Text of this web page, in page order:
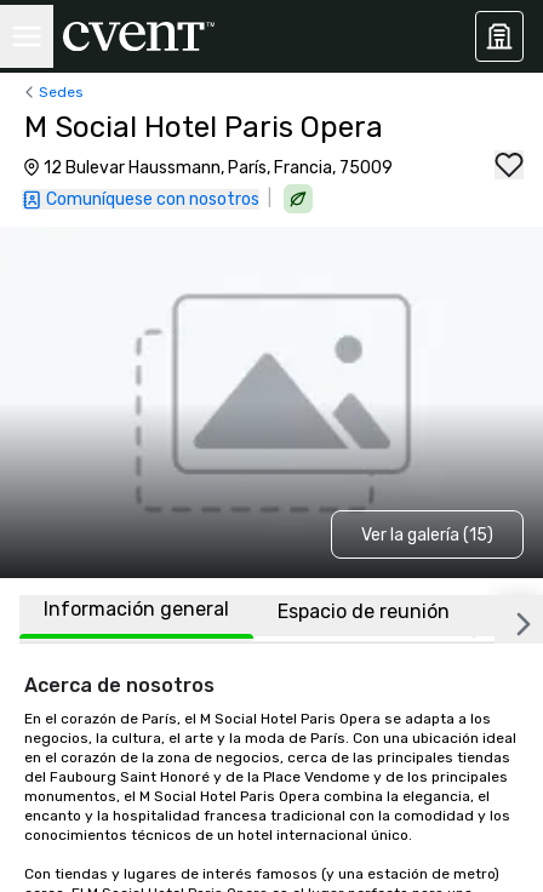
Sedes
M Social Hotel Paris Opera
12 Bulevar Haussmann, París, Francia, 75009
Comuníquese con nosotros
Ver la galería (15)
Información general Espacio de reunión
Acerca de nosotros
En el corazón de París, el M Social Hotel Paris Opera se adapta a los
negocios, la cultura, el arte y la moda de París. Con una ubicación ideal
en el corazón de la zona de negocios, cerca de las principales tiendas
del Faubourg Saint Honoré y de la Place Vendome y de los principales
monumentos, el M Social Hotel Paris Opera combina la elegancia, el
encanto y la hospitalidad francesa tradicional con la comodidad y los
conocimientos técnicos de un hotel internacional único.
Con tiendas y lugares de interés famosos (y una estación de metro)